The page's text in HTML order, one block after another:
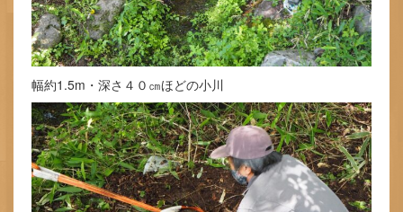
幅約1.5m・深さ４０㎝ほどの小川